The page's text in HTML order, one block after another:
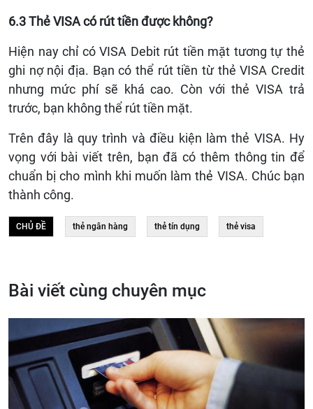
6.3 Thẻ VISA có rút tiền được không?
Hiện nay chỉ có VISA Debit rút tiền mặt tương tự thẻ
ghi nợ nội địa. Bạn có thể rút tiền từ thẻ VISA Credit
nhưng mức phí sẽ khá cao. Còn với thẻ VISA trả
trước, bạn không thể rút tiền mặt.
Trên đây là quy trình và điều kiện làm thẻ VISA. Hy
vọng với bài viết trên, bạn đã có thêm thông tin để
chuẩn bị cho mình khi muốn làm thẻ VISA. Chúc bạn
thành công.
CHỦ ĐỀ thẻ ngân hàng thẻ tín dụng thẻ visa
Bài viết cùng chuyên mục